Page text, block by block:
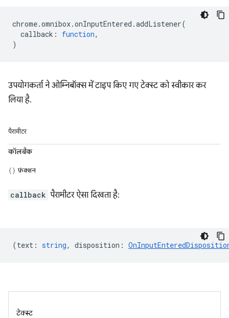
chrome.omnibox.onInputEntered .addListener(
callback : function,
)
उपयोगकर्ता ने ओम्निबॉक्स में टाइप किए गए टेक्स्ट को स्वीकार कर
लिया है.
पैरामीटर
कॉलबैक
फ़ंक्शन
callback पैरामीटर ऐसा दिखता है:
(text : string, disposition :
टेक्स्ट